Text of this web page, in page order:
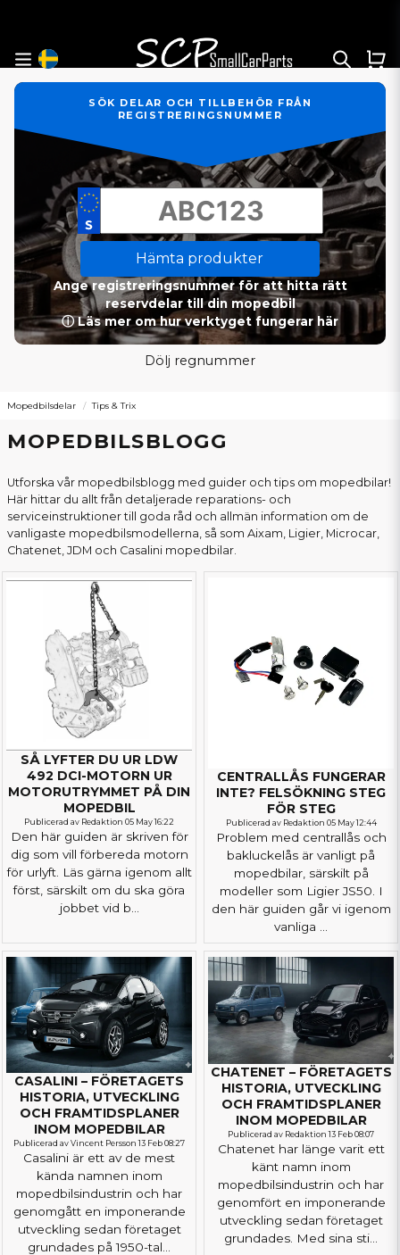
SÖK DELAR OCH TILLBEHÖR FRÅN
REGISTRERINGSNUMMER
Hämta produkter
Ange registreringsnummer för att hitta rätt
reservdelar till din mopedbil
ⓘ Läs mer om hur verktyget fungerar här
Dölj regnummer
Mopedbilsdelar Tips & Trix
MOPEDBILSBLOGG
Utforska vår mopedbilsblogg med guider och tips om mopedbilar!
Här hittar du allt från detaljerade reparations- och
serviceinstruktioner till goda råd och allmän information om de
vanligaste mopedbilsmodellerna, så som Aixam, Ligier, Microcar,
Chatenet, JDM och Casalini mopedbilar.
SÅ LYFTER DU UR LDW
492 DCI-MOTORN UR
MOTORUTRYMMET PÅ DIN
MOPEDBIL
Publicerad av Redaktion 05 May 16:22
Den här guiden är skriven för
dig som vill förbereda motorn
för urlyft. Läs gärna igenom allt
först, särskilt om du ska göra
jobbet vid b...
CENTRALLÅS FUNGERAR
INTE? FELSÖKNING STEG
FÖR STEG
Publicerad av Redaktion 05 May 12:44
Problem med centrallås och
bakluckelås är vanligt på
mopedbilar, särskilt på
modeller som Ligier JS50. I
den här guiden går vi igenom
vanliga ...
CASALINI – FÖRETAGETS
HISTORIA, UTVECKLING
OCH FRAMTIDSPLANER
INOM MOPEDBILAR
Publicerad av Vincent Persson 13 Feb 08:27
Casalini är ett av de mest
kända namnen inom
mopedbilsindustrin och har
genomgått en imponerande
utveckling sedan företaget
grundades på 1950-tal...
CHATENET – FÖRETAGETS
HISTORIA, UTVECKLING
OCH FRAMTIDSPLANER
INOM MOPEDBILAR
Publicerad av Redaktion 13 Feb 08:07
Chatenet har länge varit ett
känt namn inom
mopedbilsindustrin och har
genomfört en imponerande
utveckling sedan företaget
grundades. Med sina sti...